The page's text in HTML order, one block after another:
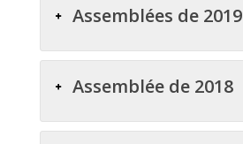
Assemblées de 2019
Assemblée de 2018